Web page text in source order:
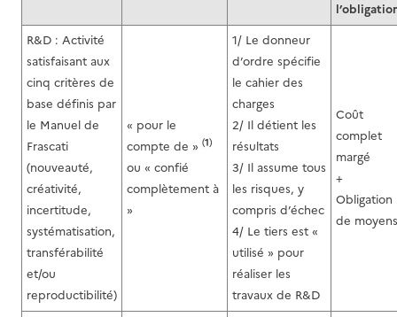
R&D : Activité
satisfaisant aux
cinq critères de
base définis par
le Manuel de
Frascati
(nouveauté,
créativité,
incertitude,
systématisation,
transférabilité
et/ou
reproductibilité)
« pour le
compte de » (1)
ou « confié
complètement à
»
1/ Le donneur
d’ordre spécifie
le cahier des
charges
2/ Il détient les
résultats
3/ Il assume tous
les risques, y
compris d’échec
4/ Le tiers est «
utilisé » pour
réaliser les
travaux de R&D
Coût
complet
margé
+
Obligation
de moyens